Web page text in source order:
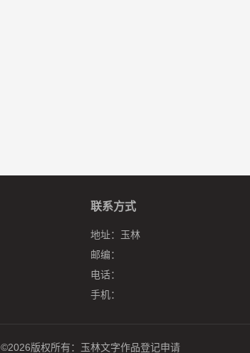
联系方式
地址： 玉林
邮编：
电话：
手机：
©2026版权所有： 玉林文字作品登记申请